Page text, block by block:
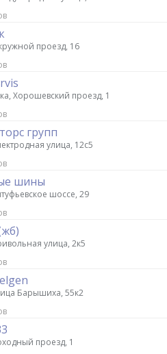
проезд, 16
Хорошевский проезд, 1
групп
улица, 12с5
шины
шоссе, 29
улица, 2к5
Барышиха, 55к2
проезд, 1